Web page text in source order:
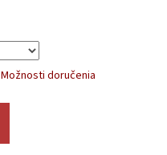
Možnosti doručenia